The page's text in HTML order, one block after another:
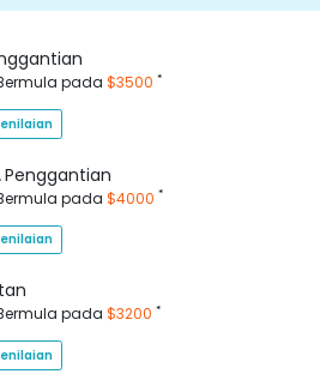
pada $3500 *
Penggantian
pada $4000 *
pada $3200 *